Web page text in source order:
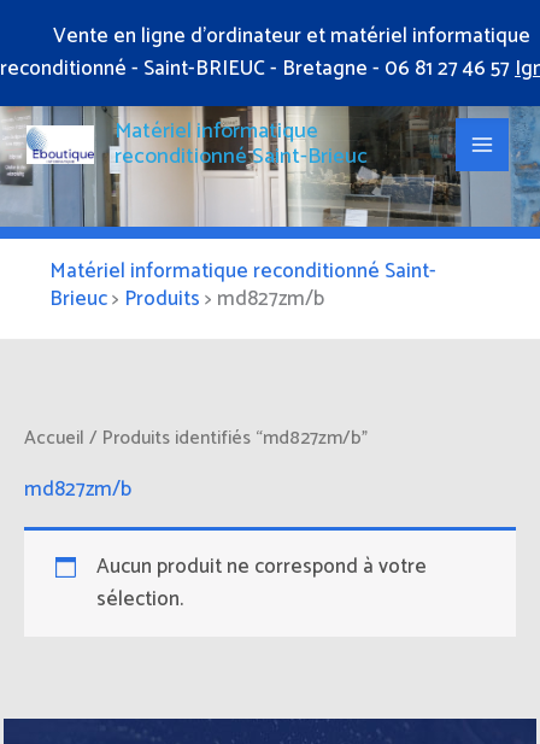
Vente en ligne d'ordinateur et matériel informatique
reconditionné - Saint-BRIEUC - Bretagne - 06 81 27 46 57
contenu
Matériel informatique
reconditionné Saint-Brieuc
Matériel informatique reconditionné Saint-
Brieuc> Produits> md827zm/b
Accueil / Produits identifiés “md827zm/b”
md827zm/b
Aucun produit ne correspond à votre
sélection.